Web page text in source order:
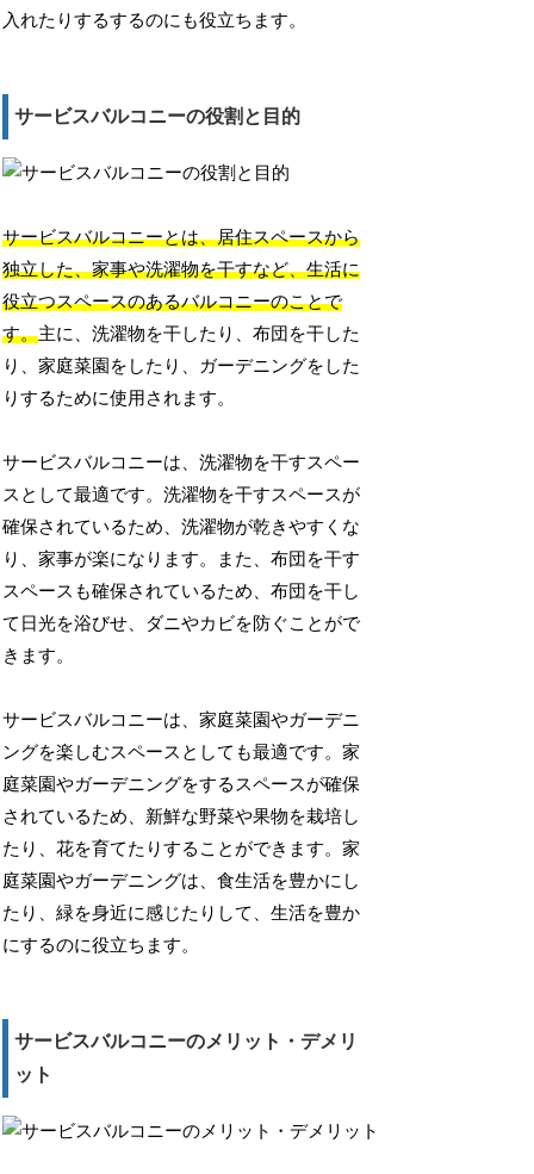
入れたりするするのにも役立ちます。
サービスバルコニーの役割と目的
サービスバルコニーとは、居住スペースから
独立した、家事や洗濯物を干すなど、生活に
役立つスペースのあるバルコニーのことで
す。主に、洗濯物を干したり、布団を干した
り、家庭菜園をしたり、ガーデニングをした
りするために使用されます。
サービスバルコニーは、洗濯物を干すスペー
スとして最適です。洗濯物を干すスペースが
確保されているため、洗濯物が乾きやすくな
り、家事が楽になります。また、布団を干す
スペースも確保されているため、布団を干し
て日光を浴びせ、ダニやカビを防ぐことがで
きます。
サービスバルコニーは、家庭菜園やガーデニ
ングを楽しむスペースとしても最適です。家
庭菜園やガーデニングをするスペースが確保
されているため、新鮮な野菜や果物を栽培し
たり、花を育てたりすることができます。家
庭菜園やガーデニングは、食生活を豊かにし
たり、緑を身近に感じたりして、生活を豊か
にするのに役立ちます。
サービスバルコニーのメリット・デメリ
ット